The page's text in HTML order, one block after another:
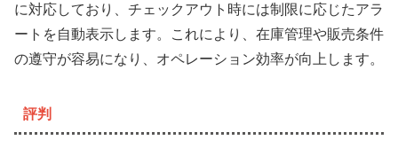
に対応しており、チェックアウト時には制限に応じたアラ
ートを自動表示します。これにより、在庫管理や販売条件
の遵守が容易になり、オペレーション効率が向上します。
評判